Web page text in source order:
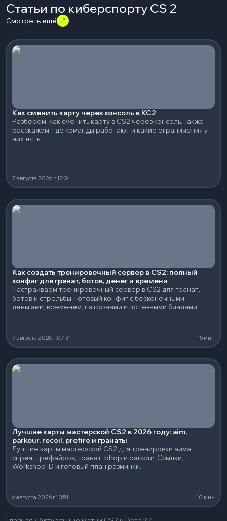
Статьи по киберспорту CS 2
Смотреть ещё
Как сменить карту через консоль в КС2
Разберем, как сменить карту в CS2 через консоль. Также
расскажем, где команды работают и какие ограничения у
них есть.
7 августа 2026 г.12:34
Как создать тренировочный сервер в CS2: полный
конфиг для гранат, ботов, денег и времени
Настраиваем тренировочный сервер в CS2 для гранат,
ботов и стрельбы. Готовый конфиг с бесконечными
деньгами, временем, патронами и полезными биндами.
7 августа 2026 г.07:31 15 мин
Лучшие карты мастерской CS2 в 2026 году: aim,
parkour, recoil, prefire и гранаты
Лучшие карты мастерской CS2 для тренировки аима,
спрея, префайров, гранат, bhop и parkour. Ссылки,
Workshop ID и готовый план разминки.
6 августа 2026 г.13:51 10 мин